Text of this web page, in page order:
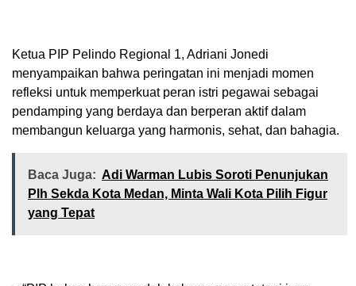
Ketua PIP Pelindo Regional 1, Adriani Jonedi
menyampaikan bahwa peringatan ini menjadi momen
refleksi untuk memperkuat peran istri pegawai sebagai
pendamping yang berdaya dan berperan aktif dalam
membangun keluarga yang harmonis, sehat, dan bahagia.
Baca Juga: Adi Warman Lubis Soroti Penunjukan
Plh Sekda Kota Medan, Minta Wali Kota Pilih Figur
yang Tepat